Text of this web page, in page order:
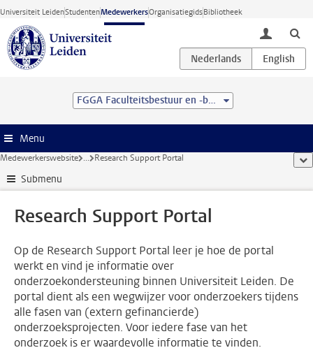
Ga direct naar de inhoud
Universiteit LeidenStudentenMedewerkersOrganisatiegidsBibliotheek
toggle
FGGA Faculteitsbestuur en -bureau
Menu
Medewerkerswebsite ... Research Support Portal
Submenu
Research Support Portal
Op de Research Support Portal leer je hoe de portal
werkt en vind je informatie over
onderzoekondersteuning binnen Universiteit Leiden. De
portal dient als een wegwijzer voor onderzoekers tijdens
alle fasen van (extern gefinancierde)
onderzoeksprojecten. Voor iedere fase van het
onderzoek is er waardevolle informatie te vinden.